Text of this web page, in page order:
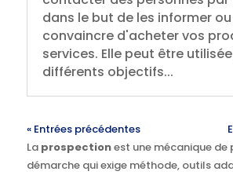
dans le but de les informer
convaincre d'acheter vos
services. Elle peut être
différents objectifs...
« Entrées précédentes
La prospectionest une mécanique de
démarche qui exige méthode, outils